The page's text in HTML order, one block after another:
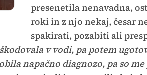
presenetila nenavadna,
roki in z njo nekaj, česar
spakirati, pozabiti ali
v vodi, pa potem
napačno diagnozo, pa so